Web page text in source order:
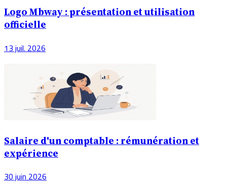
Logo Mbway : présentation et utilisation
officielle
13 juil. 2026
Salaire d'un comptable : rémunération et
expérience
30 juin 2026